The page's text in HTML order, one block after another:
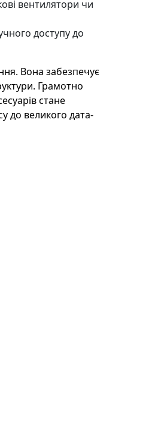
вентилятори чи
доступу до
Вона забезпечує
Грамотно
стане
до великого дата-